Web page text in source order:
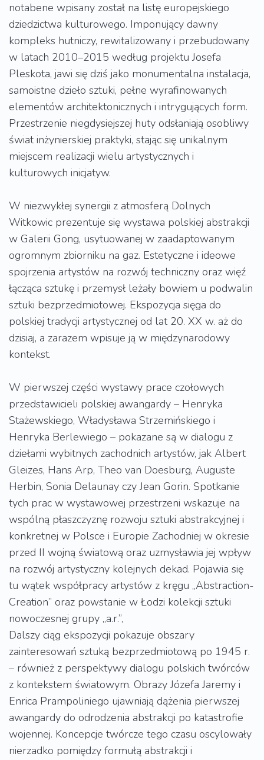
notabene wpisany został na listę europejskiego
dziedzictwa kulturowego. Imponujący dawny
kompleks hutniczy, rewitalizowany i przebudowany
w latach 2010–2015 według projektu Josefa
Pleskota, jawi się dziś jako monumentalna instalacja,
samoistne dzieło sztuki, pełne wyrafinowanych
elementów architektonicznych i intrygujących form.
Przestrzenie niegdysiejszej huty odsłaniają osobliwy
świat inżynierskiej praktyki, stając się unikalnym
miejscem realizacji wielu artystycznych i
kulturowych inicjatyw.
W niezwykłej synergii z atmosferą Dolnych
Witkowic prezentuje się wystawa polskiej abstrakcji
w Galerii Gong, usytuowanej w zaadaptowanym
ogromnym zbiorniku na gaz. Estetyczne i ideowe
spojrzenia artystów na rozwój techniczny oraz więź
łącząca sztukę i przemysł leżały bowiem u podwalin
sztuki bezprzedmiotowej. Ekspozycja sięga do
polskiej tradycji artystycznej od lat 20. XX w. aż do
dzisiaj, a zarazem wpisuje ją w międzynarodowy
kontekst.
W pierwszej części wystawy prace czołowych
przedstawicieli polskiej awangardy – Henryka
Stażewskiego, Władysława Strzemińskiego i
Henryka Berlewiego – pokazane są w dialogu z
dziełami wybitnych zachodnich artystów, jak Albert
Gleizes, Hans Arp, Theo van Doesburg, Auguste
Herbin, Sonia Delaunay czy Jean Gorin. Spotkanie
tych prac w wystawowej przestrzeni wskazuje na
wspólną płaszczyznę rozwoju sztuki abstrakcyjnej i
konkretnej w Polsce i Europie Zachodniej w okresie
przed II wojną światową oraz uzmysławia jej wpływ
na rozwój artystyczny kolejnych dekad. Pojawia się
tu wątek współpracy artystów z kręgu „Abstraction-
Creation” oraz powstanie w Łodzi kolekcji sztuki
nowoczesnej grupy „a.r.”,
Dalszy ciąg ekspozycji pokazuje obszary
zainteresowań sztuką bezprzedmiotową po 1945 r.
– również z perspektywy dialogu polskich twórców
z kontekstem światowym. Obrazy Józefa Jaremy i
Enrica Prampoliniego ujawniają dążenia pierwszej
awangardy do odrodzenia abstrakcji po katastrofie
wojennej. Koncepcje twórcze tego czasu oscylowały
nierzadko pomiędzy formułą abstrakcji i